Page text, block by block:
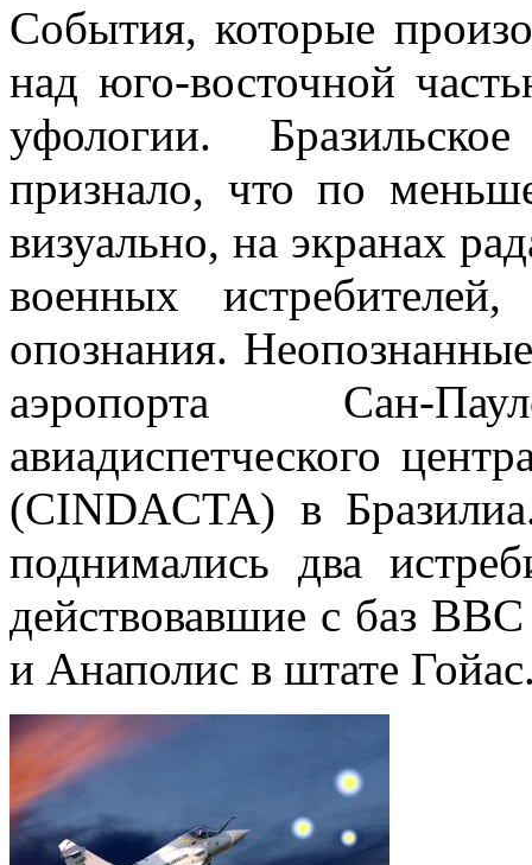
События, которые
над юго-восточной
уфологии.
признало, что по
визуально, на экранах
военных
опознания.
аэропорта Сан-
авиадиспетческого
(CINDACTA) в
поднимались два
действовавшие с баз
и Анаполис в штате